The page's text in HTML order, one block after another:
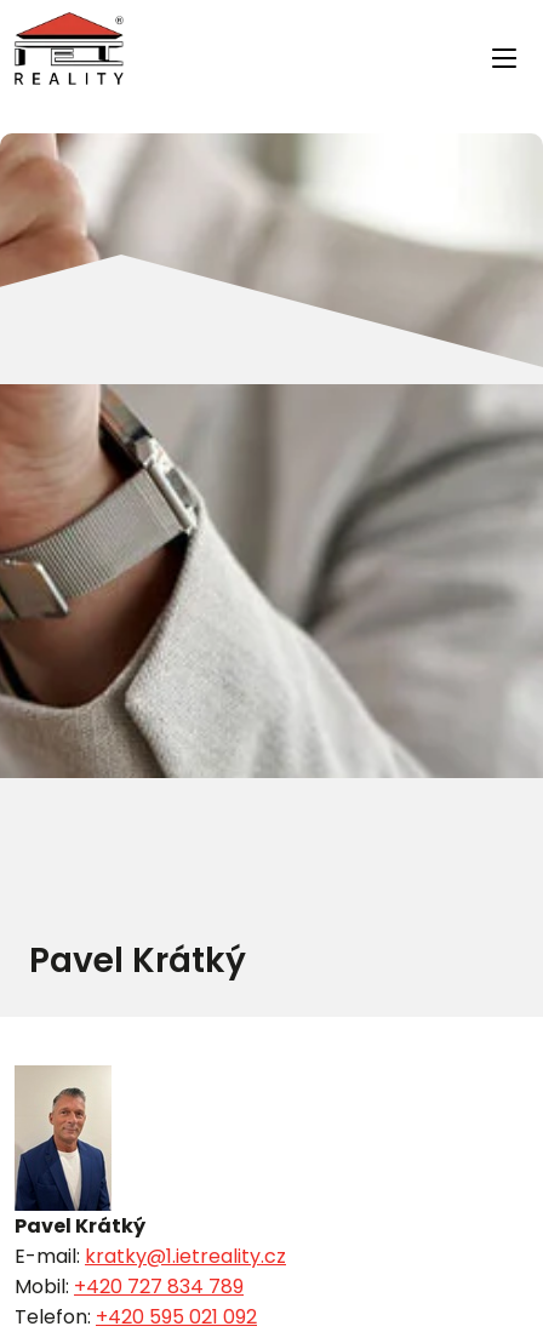
Pavel Krátký
Pavel Krátký
E-mail: kratky@1.ietreality.cz
Mobil: +420 727 834 789
Telefon: +420 595 021 092